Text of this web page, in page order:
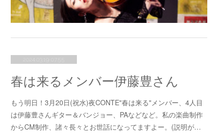
春は来るメンバー伊藤豊さん
もう明日！3月20日(祝水)夜CONTE"春は来る"メンバー、4人目
は伊藤豊さんギター＆バンジョー、PAなどなど。私の楽曲制作
からCM制作、諸々長々とお世話になってますよー。(説明が…